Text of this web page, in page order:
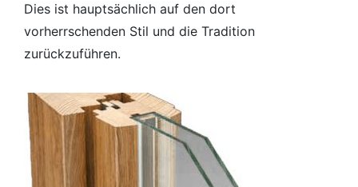
Dies ist hauptsächlich auf den dort
vorherrschenden Stil und die Tradition
zurückzuführen.